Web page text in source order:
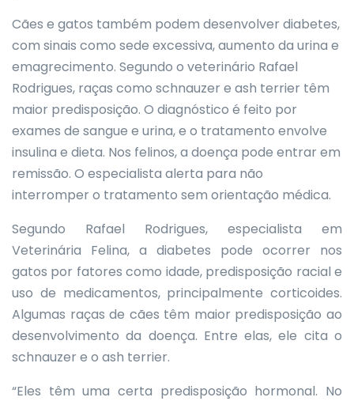
Cães e gatos também podem desenvolver diabetes,
com sinais como sede excessiva, aumento da urina e
emagrecimento. Segundo o veterinário Rafael
Rodrigues, raças como schnauzer e ash terrier têm
maior predisposição. O diagnóstico é feito por
exames de sangue e urina, e o tratamento envolve
insulina e dieta. Nos felinos, a doença pode entrar em
remissão. O especialista alerta para não
interromper o tratamento sem orientação médica.
Segundo Rafael Rodrigues, especialista em
Veterinária Felina, a diabetes pode ocorrer nos
gatos por fatores como idade, predisposição racial e
uso de medicamentos, principalmente corticoides.
Algumas raças de cães têm maior predisposição ao
desenvolvimento da doença. Entre elas, ele cita o
schnauzer e o ash terrier.
“Eles têm uma certa predisposição hormonal. No